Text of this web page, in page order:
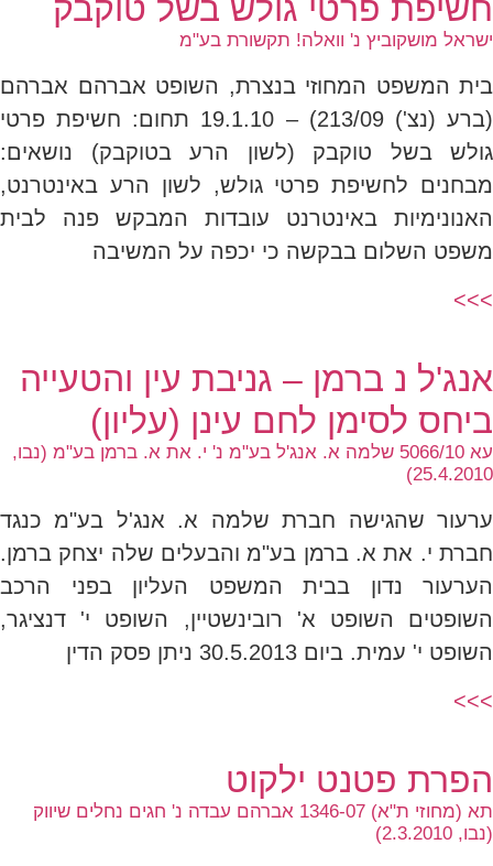
חשיפת פרטי גולש בשל טוקבק
ישראל מושקוביץ נ' וואלה! תקשורת בע"מ
בית המשפט המחוזי בנצרת, השופט אברהם אברהם
(ברע (נצ') 213/09) – 19.1.10 תחום: חשיפת פרטי
גולש בשל טוקבק (לשון הרע בטוקבק) נושאים:
מבחנים לחשיפת פרטי גולש, לשון הרע באינטרנט,
האנונימיות באינטרנט עובדות המבקש פנה לבית
משפט השלום בבקשה כי יכפה על המשיבה
>>>
אנג'ל נ ברמן – גניבת עין והטעייה
ביחס לסימן לחם עינן (עליון)
עא 5066/10 שלמה א. אנג'ל בע"מ נ' י. את א. ברמן בע"מ (נבו,
25.4.2010)
ערעור שהגישה חברת שלמה א. אנג'ל בע"מ כנגד
חברת י. את א. ברמן בע"מ והבעלים שלה יצחק ברמן.
הערעור נדון בבית המשפט העליון בפני הרכב
השופטים השופט א' רובינשטיין, השופט י' דנציגר,
השופט י' עמית. ביום 30.5.2013 ניתן פסק הדין
>>>
הפרת פטנט ילקוט
תא (מחוזי ת"א) 1346-07 אברהם עבדה נ' חגים נחלים שיווק
(נבו, 2.3.2010)